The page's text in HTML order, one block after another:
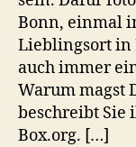
Bonn, ein­mal
Lieb­lings­ort in
auch immer
Warum magst
beschreibt Sie
Box.org. […]